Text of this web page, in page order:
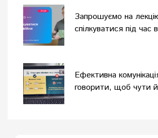
Запрошуємо на
спілкуватися під час
Ефективна
говорити, щоб чути